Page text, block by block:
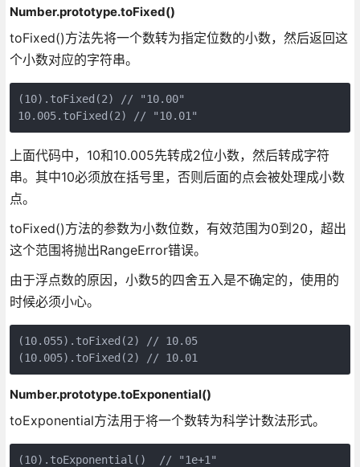
Number.prototype.toFixed()
toFixed()方法先将一个数转为指定位数的小数，然后返回这
个小数对应的字符串。
(10).toFixed(2) // "10.00"
上面代码中，10和10.005先转成2位小数，然后转成字符
串。其中10必须放在括号里，否则后面的点会被处理成小数
点。
toFixed()方法的参数为小数位数，有效范围为0到20，超出
这个范围将抛出RangeError错误。
由于浮点数的原因，小数5的四舍五入是不确定的，使用的
时候必须小心。
(10.055).toFixed(2) // 10.05
Number.prototype.toExponential()
toExponential方法用于将一个数转为科学计数法形式。
(10).toExponential()  // "1e+1"